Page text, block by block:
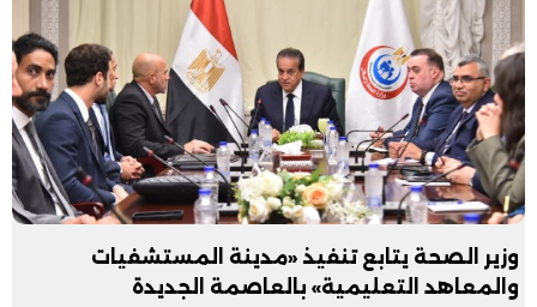
وزير الصحة يتابع تنفيذ «مدينة المستشفيات
والمعاهد التعليمية» بالعاصمة الجديدة